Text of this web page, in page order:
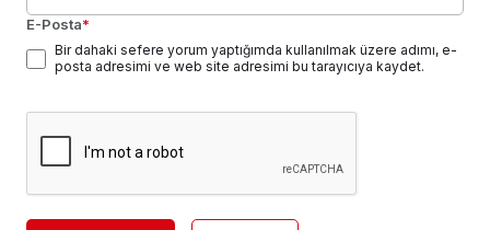
E-Posta*
Bir dahaki sefere yorum yaptığımda kullanılmak üzere adımı, e-
posta adresimi ve web site adresimi bu tarayıcıya kaydet.